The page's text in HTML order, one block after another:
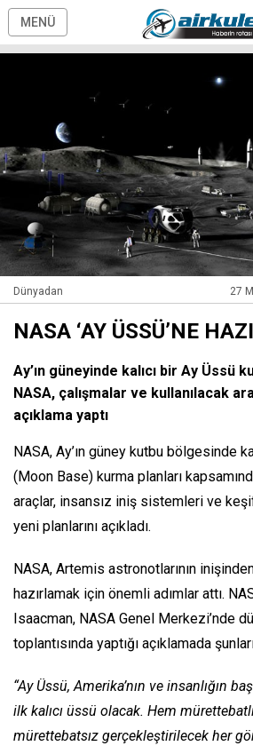
MENÜ
Dünyadan 27
NASA ‘AY ÜSSÜ’NE
Ay’ın güneyinde kalıcı bir Ay Üssü
NASA, çalışmalar ve kullanılacak
açıklama yaptı
NASA, Ay’ın güney kutbu bölgesinde
(Moon Base) kurma planları
araçlar, insansız iniş sistemleri ve
yeni planlarını açıkladı.
NASA, Artemis astronotlarının
hazırlamak için önemli adımlar attı.
Isaacman, NASA Genel Merkezi’nde
toplantısında yaptığı açıklamada
“Ay Üssü, Amerika’nın ve insanlığın
ilk kalıcı üssü olacak. Hem
mürettebatsız gerçekleştirilecek her